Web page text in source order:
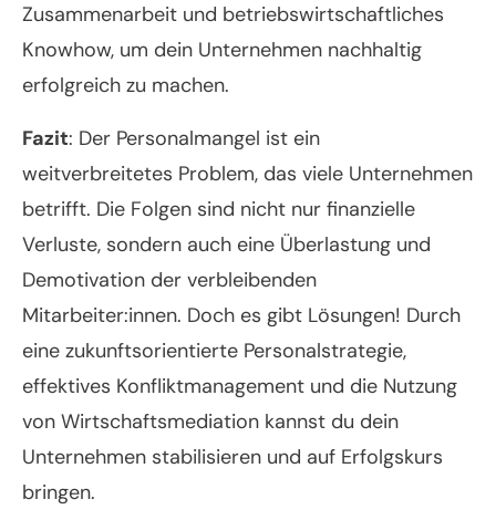
Zusammenarbeit und betriebswirtschaftliches
Knowhow, um dein Unternehmen nachhaltig
erfolgreich zu machen.
Fazit: Der Personalmangel ist ein
weitverbreitetes Problem, das viele Unternehmen
betrifft. Die Folgen sind nicht nur finanzielle
Verluste, sondern auch eine Überlastung und
Demotivation der verbleibenden
Mitarbeiter:innen. Doch es gibt Lösungen! Durch
eine zukunftsorientierte Personalstrategie,
effektives Konfliktmanagement und die Nutzung
von Wirtschaftsmediation kannst du dein
Unternehmen stabilisieren und auf Erfolgskurs
bringen.